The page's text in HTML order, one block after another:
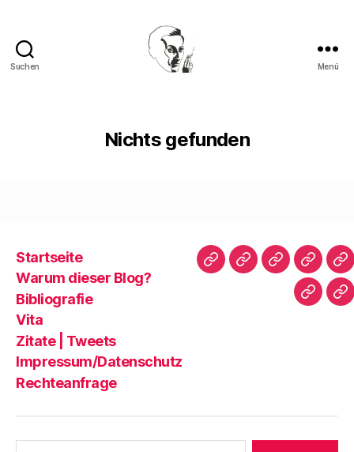
Suchen Menü
Nichts gefunden
Startseite
Warum dieser Blog?
Bibliografie
Vita
Zitate | Tweets
Impressum/Datenschutz
Rechteanfrage
Startseite
WarumBibliografie
Vita
|